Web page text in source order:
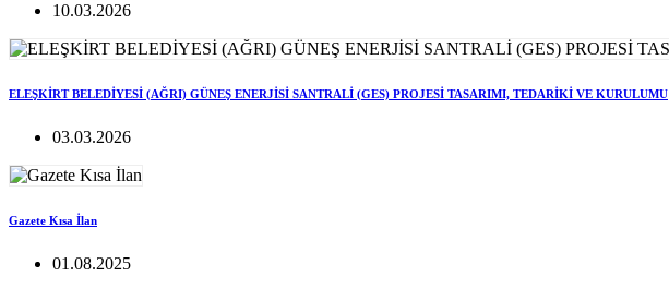
10.03.2026
ELEŞKİRT BELEDİYESİ (AĞRI) GÜNEŞ ENERJİSİ SANTRALİ (GES) PROJESİ TASARIMI, TEDARİKİ VE KURULUMU
03.03.2026
Gazete Kısa İlan
01.08.2025